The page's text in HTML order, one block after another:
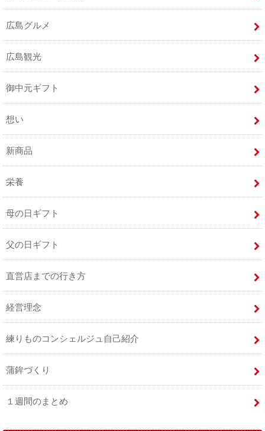
広島グルメ
広島観光
御中元ギフト
想い
新商品
栄養
母の日ギフト
父の日ギフト
直営店までの行き方
経営理念
練りものコンシェルジュ自己紹介
蒲鉾づくり
１週間のまとめ